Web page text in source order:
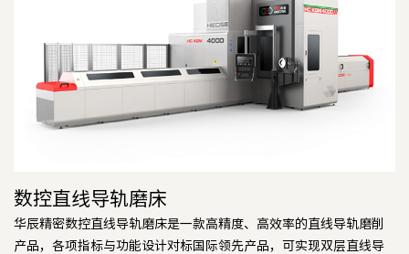
数控直线导轨磨床
华辰精密数控直线导轨磨床是一款高精度、高效率的直线导轨磨削
产品，各项指标与功能设计对标国际领先产品，可实现双层直线导